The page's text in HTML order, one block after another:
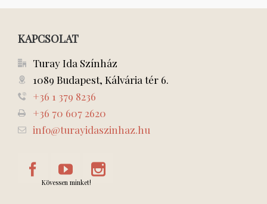
KAPCSOLAT
Turay Ida Színház
1089 Budapest, Kálvária tér 6.
+36 1 379 8236
+36 70 607 2620
info@turayidaszinhaz.hu
Kövessen minket!